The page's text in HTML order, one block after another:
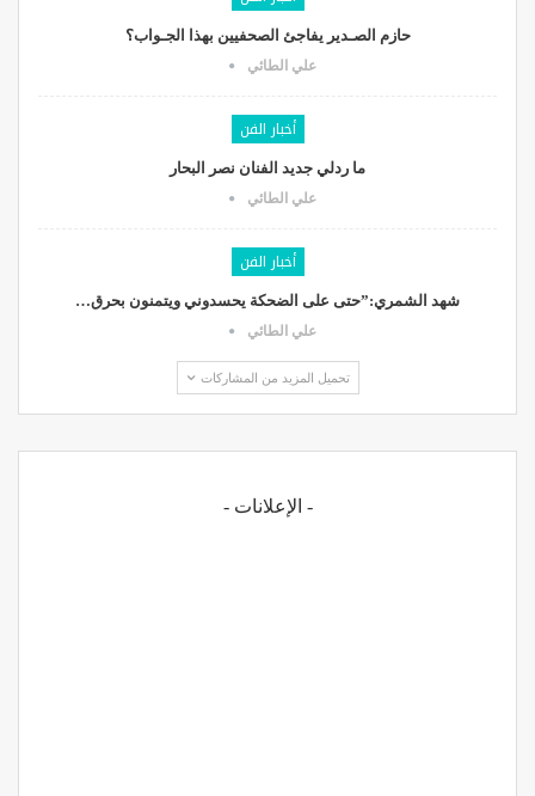
حازم الصـدير يفاجئ الصحفيين بهذا الجـواب؟
علي الطائي
أخبار الفن
ما ردلي جديد الفنان نصر البحار
علي الطائي
أخبار الفن
شهد الشمري:”حتى على الضحكة يحسدوني ويتمنون بحرق…
علي الطائي
تحميل المزيد من المشاركات
- الإعلانات -